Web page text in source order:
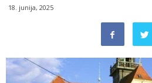
18. junija, 2025